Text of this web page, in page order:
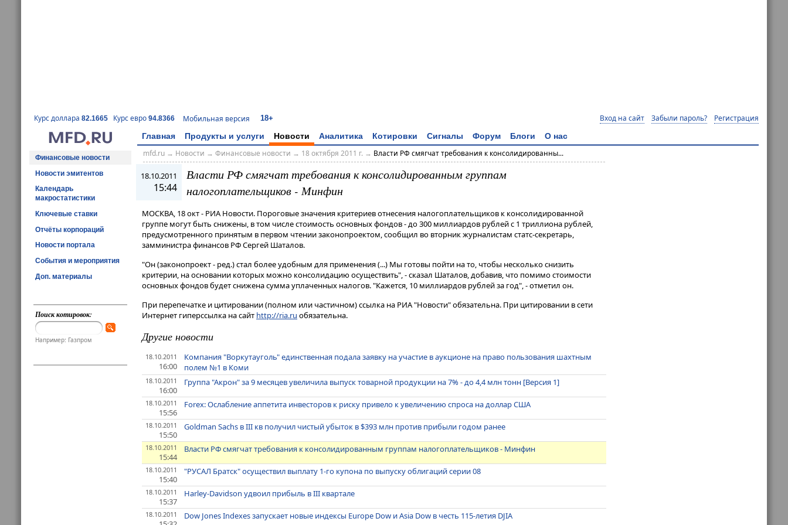
Курс доллара 82.1665 Курс евро 94.8366 Мобильная версия 18+ Вход на сайт Забыли пароль? Регистрация
Главная Продукты и услуги Новости Аналитика Котировки Сигналы Форум Блоги О нас
Финансовые новости
Новости эмитентов
Календарь
макростатистики
Ключевые ставки
Отчёты корпораций
Новости портала
События и мероприятия
Доп. материалы
Поиск котировок:
Например: Газпром
mfd.ru→ Новости → Финансовые новости → 18 октября 2011 г. → Власти РФ смягчат требования к консолидированны...
18.10.2011
15:44
Власти РФ смягчат требования к консолидированным группам
налогоплательщиков - Минфин
МОСКВА, 18 окт - РИА Новости. Пороговые значения критериев отнесения налогоплательщиков к консолидированной
группе могут быть снижены, в том числе стоимость основных фондов - до 300 миллиардов рублей с 1 триллиона рублей,
предусмотренного принятым в первом чтении законопроектом, сообщил во вторник журналистам статс-секретарь,
замминистра финансов РФ Сергей Шаталов.
"Он (законопроект - ред.) стал более удобным для применения (...) Мы готовы пойти на то, чтобы несколько снизить
критерии, на основании которых можно консолидацию осуществить", - сказал Шаталов, добавив, что помимо стоимости
основных фондов будет снижена сумма уплаченных налогов. "Кажется, 10 миллиардов рублей за год", - отметил он.
При перепечатке и цитировании (полном или частичном) ссылка на РИА "Новости" обязательна. При цитировании в сети
Интернет гиперссылка на сайт http://ria.ru обязательна.
Другие новости
18.10.2011
16:00
Компания "Воркутауголь" единственная подала заявку на участие в аукционе на право пользования шахтным
полем №1 в Коми
18.10.2011
16:00
Группа "Акрон" за 9 месяцев увеличила выпуск товарной продукции на 7% - до 4,4 млн тонн [Версия 1]
18.10.2011
15:56
Forex: Ослабление аппетита инвесторов к риску привело к увеличению спроса на доллар США
18.10.2011
15:50
Goldman Sachs в III кв получил чистый убыток в $393 млн против прибыли годом ранее
18.10.2011
15:44
Власти РФ смягчат требования к консолидированным группам налогоплательщиков - Минфин
18.10.2011
15:40
"РУСАЛ Братск" осуществил выплату 1-го купона по выпуску облигаций серии 08
18.10.2011
15:37
Harley-Davidson удвоил прибыль в III квартале
18.10.2011 Dow Jones Indexes запускает новые индексы Europe Dow и Asia Dow в честь 115-летия DJIA